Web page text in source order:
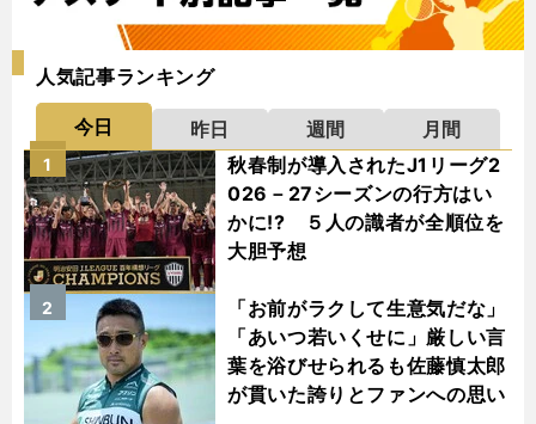
人気記事ランキング
今日 昨日 週間
月間
秋春制が導入されたJ1リーグ2
026－27シーズンの行方はい
かに!? ５人の識者が全順位を
大胆予想
1
「お前がラクして生意気だな」
「あいつ若いくせに」厳しい言
葉を浴びせられるも佐藤慎太郎
が貫いた誇りとファンへの思い
2